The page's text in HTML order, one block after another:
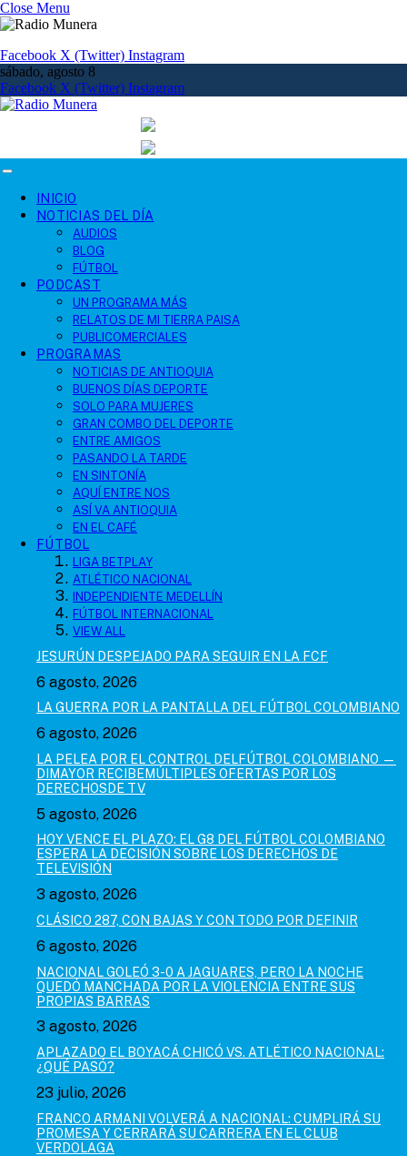
Close Menu
Facebook X (Twitter) Instagram
sábado, agosto 8
Facebook X (Twitter) Instagram
INICIO
NOTICIAS DEL DÍA
AUDIOS
BLOG
FÚTBOL
PODCAST
UN PROGRAMA MÁS
RELATOS DE MI TIERRA PAISA
PUBLICOMERCIALES
PROGRAMAS
NOTICIAS DE ANTIOQUIA
BUENOS DÍAS DEPORTE
SOLO PARA MUJERES
GRAN COMBO DEL DEPORTE
ENTRE AMIGOS
PASANDO LA TARDE
EN SINTONÍA
AQUÍ ENTRE NOS
ASÍ VA ANTIOQUIA
EN EL CAFÉ
FÚTBOL
LIGA BETPLAY
ATLÉTICO NACIONAL
INDEPENDIENTE MEDELLÍN
FÚTBOL INTERNACIONAL
VIEW ALL
JESURÚN DESPEJADO PARA SEGUIR EN LA FCF
6 agosto, 2026
LA GUERRA POR LA PANTALLA DEL FÚTBOL COLOMBIANO
6 agosto, 2026
LA PELEA POR EL CONTROL DELFÚTBOL COLOMBIANO —
DIMAYOR RECIBEMÚLTIPLES OFERTAS POR LOS
DERECHOSDE TV
5 agosto, 2026
HOY VENCE EL PLAZO: EL G8 DEL FÚTBOL COLOMBIANO
ESPERA LA DECISIÓN SOBRE LOS DERECHOS DE
TELEVISIÓN
3 agosto, 2026
CLÁSICO 287, CON BAJAS Y CON TODO POR DEFINIR
6 agosto, 2026
NACIONAL GOLEÓ 3-0 A JAGUARES, PERO LA NOCHE
QUEDÓ MANCHADA POR LA VIOLENCIA ENTRE SUS
PROPIAS BARRAS
3 agosto, 2026
APLAZADO EL BOYACÁ CHICÓ VS. ATLÉTICO NACIONAL:
¿QUÉ PASÓ?
23 julio, 2026
FRANCO ARMANI VOLVERÁ A NACIONAL: CUMPLIRÁ SU
PROMESA Y CERRARÁ SU CARRERA EN EL CLUB
VERDOLAGA